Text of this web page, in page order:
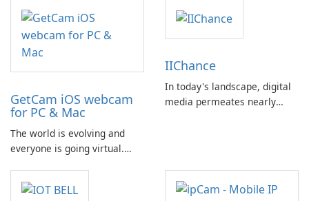
professionals engaging in
activities such as business
meetings, online teaching,
Mac or PC. EpocCam is an
ideal solution for various
professional applications
teaching, and live streaming.
GetCam iOS webcam
for PC & Mac
The world is evolving and
everyone is going virtual.
meetings, work calls, and live
video sessions. Unable to
IIChance
In today's landscape, digital
media permeates nearly